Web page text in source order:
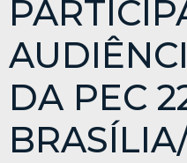
DA PEC